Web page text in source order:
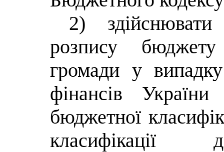
2)
розпису бюджету
громади у
фінансів
бюджетної
класифікації